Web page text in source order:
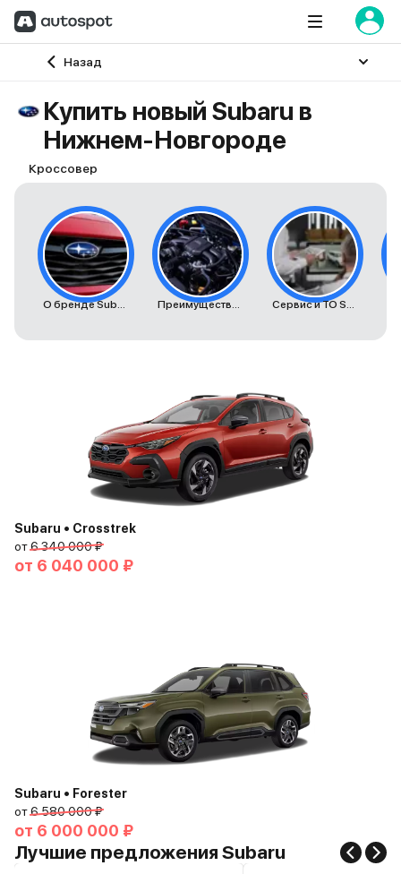
Назад
Главная
Купить новый Subaru в
Нижнем-Новгороде
Кроссовер
О бренде Subaru Преимущества автомобилей Subaru Сервис и ТО Subaru
Subaru • Crosstrek
от6 340 000 ₽
от 6 040 000 ₽
Subaru • Forester
от6 580 000 ₽
от 6 000 000 ₽
Лучшие предложения Subaru